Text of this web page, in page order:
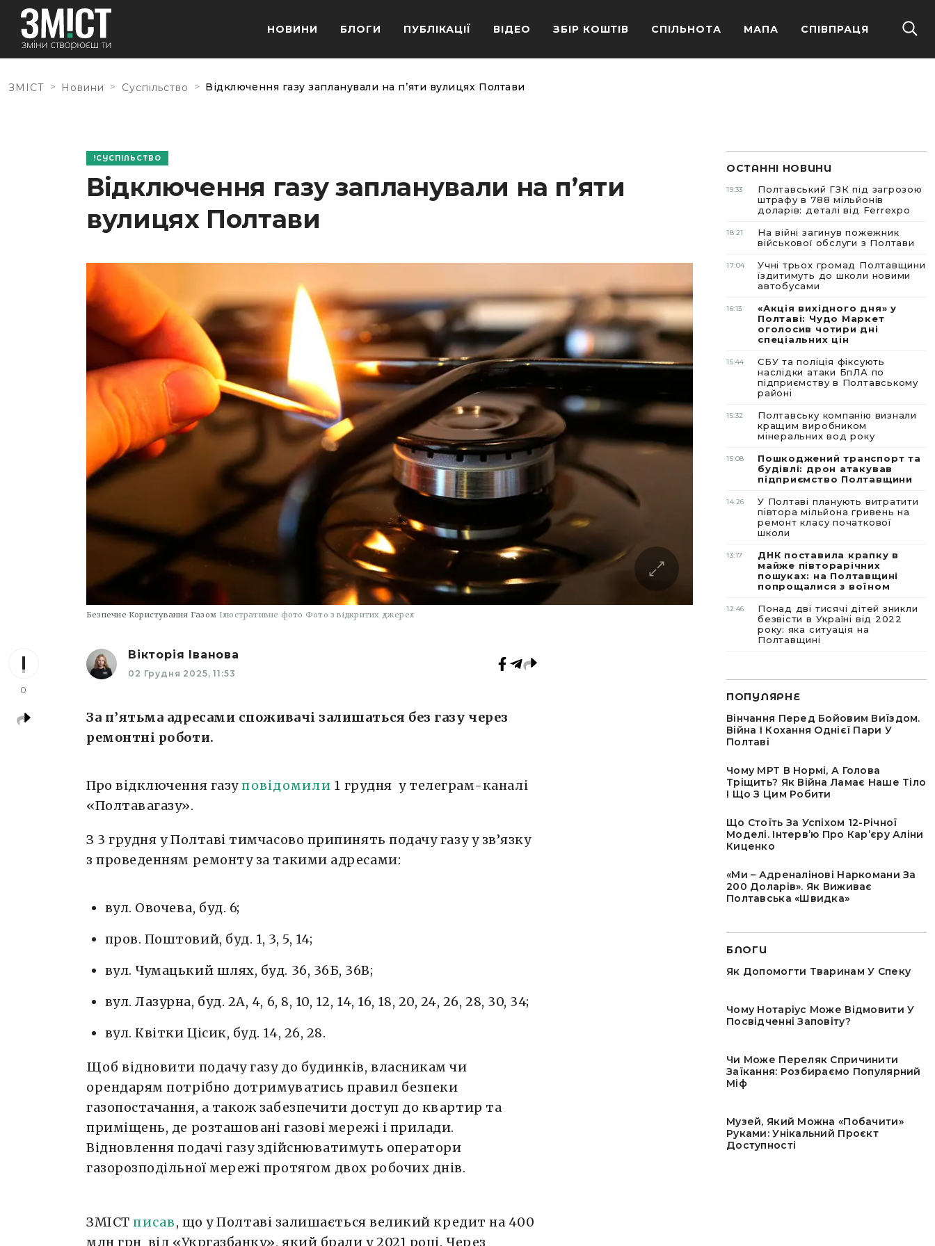
НОВИНИ БЛОГИ ПУБЛІКАЦІЇ ВІДЕО ЗБІР КОШТІВ СПІЛЬНОТА МАПА СПІВПРАЦЯ
ЗМІСТ > Новини > Суспільство > Відключення газу запланували на п’яти вулицях Полтави
СУСПІЛЬСТВО
Відключення газу запланували на п’яти
вулицях Полтави
Безпечне Користування Газом Ілюстративне фото Фото з відкритих джерел
0
Вікторія Іванова
02 Грудня 2025, 11:53
За п’ятьма адресами споживачі залишаться без газу через
ремонтні роботи.
Про відключення газуповідомили 1 грудня у телеграм-каналі
«Полтавагазу».
З 3 грудня у Полтаві тимчасово припинять подачу газу у зв’язку
з проведенням ремонту за такими адресами:
вул. Овочева, буд. 6;
пров. Поштовий, буд. 1, 3, 5, 14;
вул. Чумацький шлях, буд. 36, 36Б, 36В;
вул. Лазурна, буд. 2А, 4, 6, 8, 10, 12, 14, 16, 18, 20, 24, 26, 28, 30, 34;
вул. Квітки Цісик, буд. 14, 26, 28.
Щоб відновити подачу газу до будинків, власникам чи
орендарям потрібно дотримуватись правил безпеки
газопостачання, а також забезпечити доступ до квартир та
приміщень, де розташовані газові мережі і прилади.
Відновлення подачі газу здійснюватимуть оператори
газорозподільної мережі протягом двох робочих днів.
ЗМІСТписав, що у Полтаві залишається великий кредит на 400
млн грн від «Укргазбанку», який брали у 2021 році. Через
ОСТАННІ НОВИНИ
19:33
Полтавський ГЗК під загрозою
штрафу в 788 мільйонів
доларів: деталі від Ferrexpo
18:21
На війні загинув пожежник
військової обслуги з Полтави
17:04
Учні трьох громад Полтавщини
їздитимуть до школи новими
автобусами
16:13
«Акція вихідного дня» у
Полтаві: Чудо Маркет
оголосив чотири дні
спеціальних цін
15:44
СБУ та поліція фіксують
наслідки атаки БпЛА по
підприємству в Полтавському
районі
15:32
Полтавську компанію визнали
кращим виробником
мінеральних вод року
15:08
Пошкоджений транспорт та
будівлі: дрон атакував
підприємство Полтавщини
14:26
У Полтаві планують витратити
півтора мільйона гривень на
ремонт класу початкової
школи
13:17
ДНК поставила крапку в
майже півторарічних
пошуках: на Полтавщині
попрощалися з воїном
12:46
Понад дві тисячі дітей зникли
безвісти в Україні від 2022
року: яка ситуація на
Полтавщині
ПОПУЛЯРНЕ
Вінчання Перед Бойовим Виїздом.
Війна І Кохання Однієї Пари У
Полтаві
Чому МРТ В Нормі, А Голова
Тріщить? Як Війна Ламає Наше Тіло
І Що З Цим Робити
Що Стоїть За Успіхом 12-Річної
Моделі. Інтервʼю Про Карʼєру Аліни
Киценко
«Ми – Адреналінові Наркомани За
200 Доларів». Як Виживає
Полтавська «швидка»
БЛОГИ
Як Допомогти Тваринам У Спеку
Чому Нотаріус Може Відмовити У
Посвідченні Заповіту?
Чи Може Переляк Спричинити
Заїкання: Розбираємо Популярний
Міф
Музей, Який Можна «побачити»
Руками: Унікальний Проєкт
Доступності